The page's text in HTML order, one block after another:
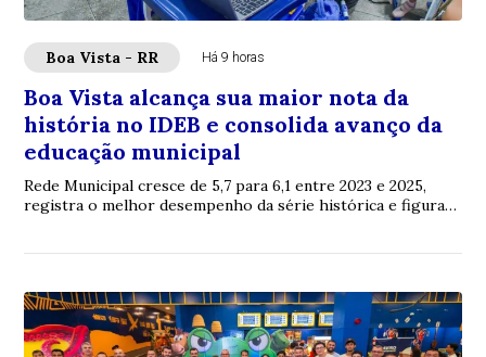
Boa Vista - RR Há 9 horas
Boa Vista alcança sua maior nota da
história no IDEB e consolida avanço da
educação municipal
Rede Municipal cresce de 5,7 para 6,1 entre 2023 e 2025,
registra o melhor desempenho da série histórica e figura